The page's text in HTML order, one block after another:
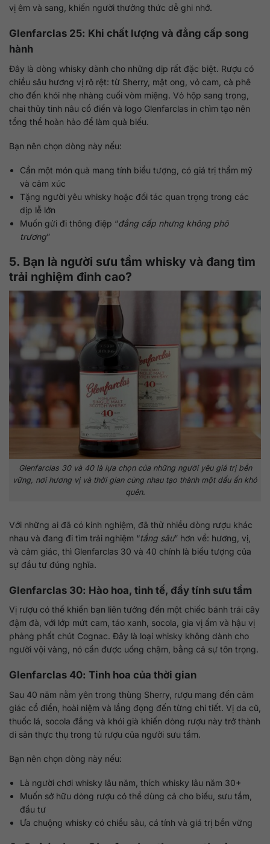
vị êm và sang, khiến người thưởng thức dễ ghi nhớ.
Glenfarclas 25: Khi chất lượng và đẳng cấp song
hành
Đây là dòng whisky dành cho những dịp rất đặc biệt. Rượu có
chiều sâu hương vị rõ rệt: từ Sherry, mật ong, vỏ cam, cà phê
cho đến khói nhẹ nhàng cuối vòm miệng. Vỏ hộp sang trọng,
chai thủy tinh nâu cổ điển và logo Glenfarclas in chìm tạo nên
tổng thể hoàn hảo để làm quà biếu.
Bạn nên chọn dòng này nếu:
Cần một món quà mang tính biểu tượng, có giá trị thẩm mỹ
và cảm xúc
Tặng người yêu whisky hoặc đối tác quan trọng trong các
dịp lễ lớn
Muốn gửi đi thông điệp “đẳng cấp nhưng không phô
trương”
5. Bạn là người sưu tầm whisky và đang tìm
trải nghiệm đỉnh cao?
Glenfarclas 30 và 40 là lựa chọn của những người yêu giá trị bền
vững, nơi hương vị và thời gian cùng nhau tạo thành một dấu ấn khó
quên.
Với những ai đã có kinh nghiệm, đã thử nhiều dòng rượu khác
nhau và đang đi tìm trải nghiệm “tầng sâu” hơn về: hương, vị,
và cảm giác, thì Glenfarclas 30 và 40 chính là biểu tượng của
sự đầu tư đúng nghĩa.
Glenfarclas 30: Hào hoa, tinh tế, đầy tính sưu tầm
Vị rượu có thể khiến bạn liên tưởng đến một chiếc bánh trái cây
đậm đà, với lớp mứt cam, táo xanh, socola, gia vị ấm và hậu vị
phảng phất chút Cognac. Đây là loại whisky không dành cho
người vội vàng, nó cần được uống chậm, bằng cả sự tôn trọng.
Glenfarclas 40: Tinh hoa của thời gian
Sau 40 năm nằm yên trong thùng Sherry, rượu mang đến cảm
giác cổ điển, hoài niệm và lắng đọng đến từng chi tiết. Vị da cũ,
thuốc lá, socola đắng và khói già khiến dòng rượu này trở thành
di sản thực thụ trong tủ rượu của người sưu tầm.
Bạn nên chọn dòng này nếu:
Là người chơi whisky lâu năm, thích whisky lâu năm 30+
Muốn sở hữu dòng rượu có thể dùng cả cho biếu, sưu tầm,
đầu tư
Ưa chuộng whisky có chiều sâu, cá tính và giá trị bền vững